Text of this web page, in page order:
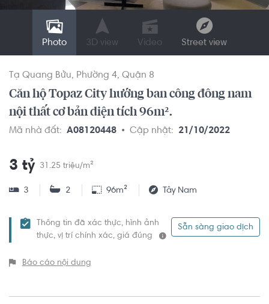
Photo 3D view Video Street view
Tạ Quang Bửu Phường 4 Quận 8
Căn hộ Topaz City hướng ban công đông nam
nội thất cơ bản diện tích 96m².
Mã nhà đất: A08120448 Cập nhật: 21/10/2022
3 tỷ 31.25 triệu/m²
3 2 96m² Tây Nam
Thông tin đã xác thực, hình ảnh
thực, vị trí chính xác, giá đúng
Sẵn sàng giao dịch
Báo cáo nội dung